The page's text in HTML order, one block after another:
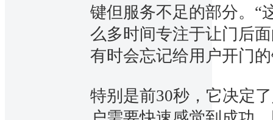
键但服务不足的部分。“
么多时间专注于让门后
有时会忘记给用户开门
特别是前30秒，它决定